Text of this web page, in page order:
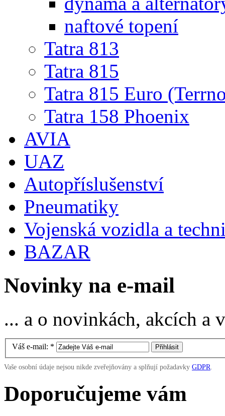
naftové topení
Tatra 813
Tatra 815
Tatra 815 Euro
Tatra 158 Phoenix
AVIA
UAZ
Autopříslušenství
Pneumatiky
Vojenská vozidla a
BAZAR
Novinky na e-mail
... a o novinkách, akcích
Váš e-mail: *
Vaše osobní údaje nejsou nikde zveřejňovány a splňují požadavky GDPR.
Doporučujeme vám